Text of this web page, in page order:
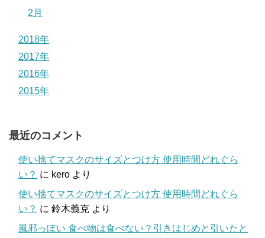
2月
2018年
2017年
2016年
2015年
最近のコメント
使い捨てマスクのサイズとつけ方 使用時間どれぐら
い？ に kero より
使い捨てマスクのサイズとつけ方 使用時間どれぐら
い？ に 鈴木義克 より
風邪っぽい 食べ物は食べない？引きはじめと引いたと